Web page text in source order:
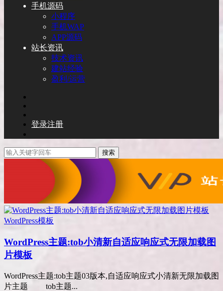
手机源码
小程序
手机WAP
APP源码
站长资讯
技术资讯
建站经验
盈利/运营
登录注册
搜索
WordPress模板
WordPress主题:tob小清新自适应响应式无限加载图
片模板
WordPress主题:tob主题03版本,自适应响应式小清新无限加载图
片主题 tob主题...